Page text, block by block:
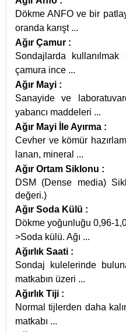
Dökme ANFO ve bir
oranda karışt ...
Ağır Çamur :
Sondajlarda kullanılmak
çamura ince ...
Ağır Mayi :
Sanayide ve
yabancı maddeleri ...
Ağır Mayi İle Ayırma :
Cevher ve kömür
lanan, mineral ...
Ağır Ortam Siklonu :
DSM (Dense media)
değeri.)
Ağır Soda Külü :
Dökme yoğunluğu 0,96-
>Soda külü. Ağı ...
Ağırlık Saati :
Sondaj kulelerinde
matkabın üzeri ...
Ağırlık Tiji :
Normal tijlerden daha
matkabı ...